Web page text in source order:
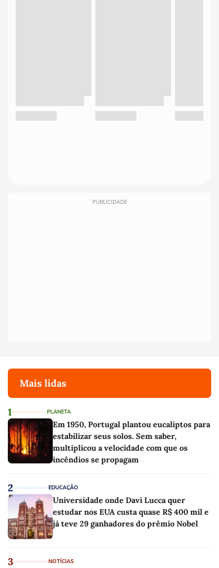
PUBLICIDADE
Mais lidas
1 PLANETA
Em 1950, Portugal plantou eucaliptos para
estabilizar seus solos. Sem saber,
multiplicou a velocidade com que os
incêndios se propagam
2 EDUCAÇÃO
Universidade onde Davi Lucca quer
estudar nos EUA custa quase R$ 400 mil e
já teve 29 ganhadores do prêmio Nobel
3 NOTÍCIAS